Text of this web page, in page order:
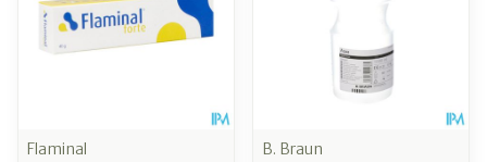
Flaminal
B. Braun